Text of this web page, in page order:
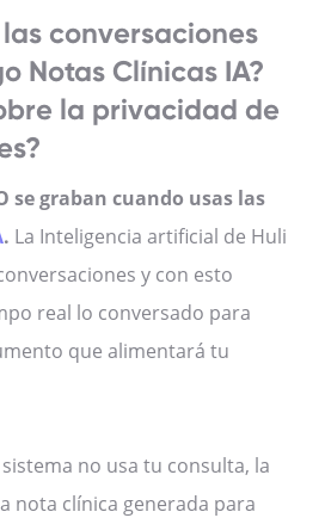
conversaciones
Notas Clínicas IA?
la privacidad de
se graban cuando usas las
. La Inteligencia artificial de Huli
y con esto
real lo conversado para
que alimentará tu
no usa tu consulta, la
nota clínica generada para